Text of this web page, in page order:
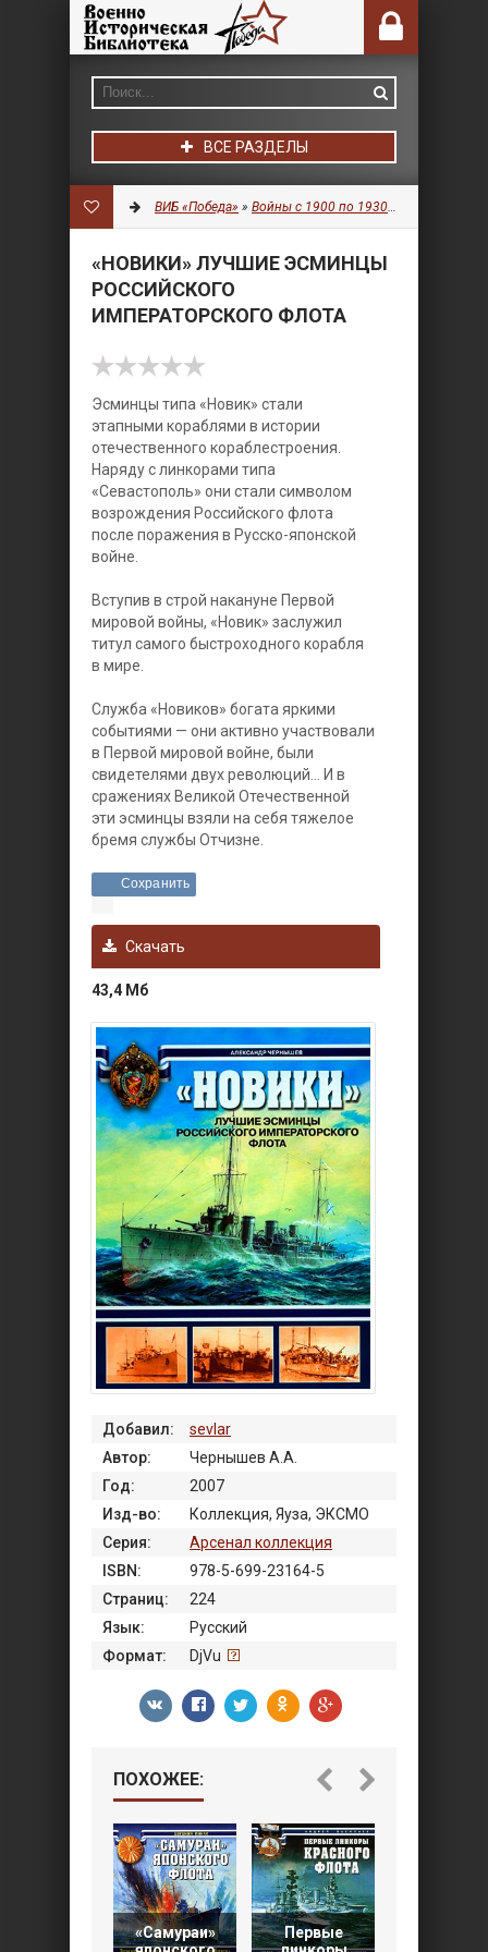
ВСЕ РАЗДЕЛЫ
ВИБ «Победа» » Войны с 1900 по 1930 гг.
«НОВИКИ» ЛУЧШИЕ ЭСМИНЦЫ
РОССИЙСКОГО
ИМПЕРАТОРСКОГО ФЛОТА
Эсминцы типа «Новик» стали
этапными кораблями в истории
отечественного кораблестроения.
Наряду с линкорами типа
«Севастополь» они стали символом
возрождения Российского флота
после поражения в Русско-японской
войне.
Вступив в строй накануне Первой
мировой войны, «Новик» заслужил
титул самого быстроходного корабля
в мире.
Служба «Новиков» богата яркими
событиями — они активно участвовали
в Первой мировой войне, были
свидетелями двух революций... И в
сражениях Великой Отечественной
эти эсминцы взяли на себя тяжелое
бремя службы Отчизне.
Сохранить
Скачать
43,4 Мб
Добавил:
sevlar
Автор:
Чернышев А.А.
Год:
2007
Изд-во:
Коллекция, Яуза, ЭКСМО
Серия:
Арсенал коллекция
ISBN:
978-5-699-23164-5
Страниц:
224
Язык:
Русский
Формат:
DjVu
ПОХОЖЕЕ:
«Самураи»
Первые